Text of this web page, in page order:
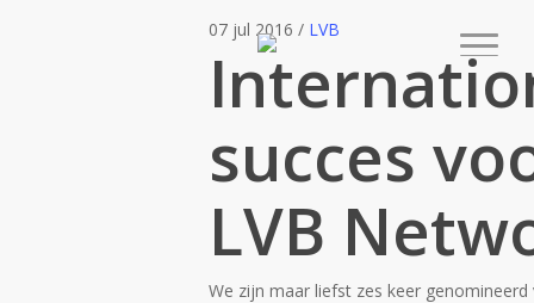
07 jul 2016 / LVB
succes
LVB
We zijn maar liefst zes keer